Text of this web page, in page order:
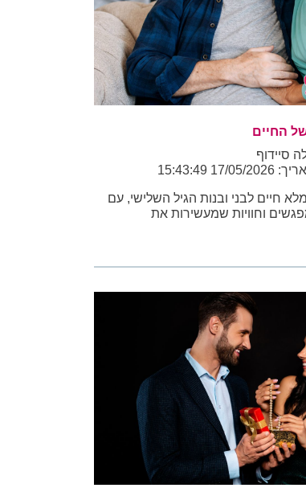
החיים
סיידוף
15:43:49
חיים לבני ובנות הגיל השלישי, עם
וחוויות שמעשירות את